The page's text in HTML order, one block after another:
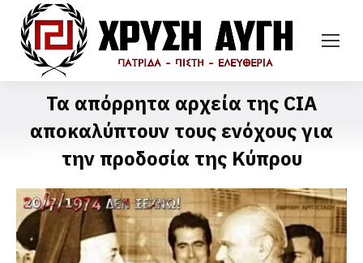
Τα απόρρητα αρχεία της CIA
αποκαλύπτουν τους ενόχους για
την προδοσία της Κύπρου